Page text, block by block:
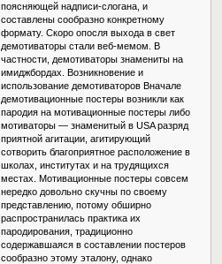
поясняющей надписи-слогана, и
составлены сообразно конкретному
формату. Скоро опосля выхода в свет
демотиваторы стали веб-мемом. В
частности, демотиваторы знамениты на
имиджбордах. Возникновение и
использование демотиваторов Вначале
демотивационные постеры возникли как
пародия на мотивационные постеры либо
мотиваторы — знаменитый в USA разряд
приятной агитации, агитирующий
сотворить благоприятное расположение в
школах, институтах и на трудящихся
местах. Мотивационные постеры совсем
нередко довольно скучны по своему
представлению, потому обширно
распространилась практика их
пародирования, традиционно
содержавшаяся в составлении постеров
сообразно этому эталону, однако